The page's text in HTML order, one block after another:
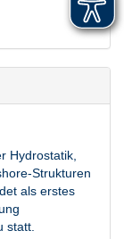
Hydrostatik,
Strukturen
als erstes
statt.